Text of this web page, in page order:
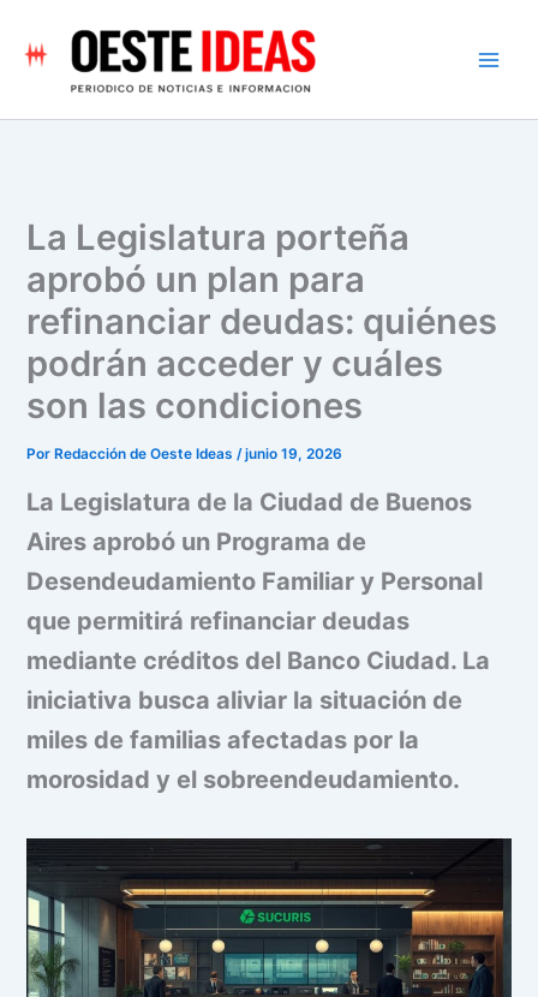
contenido
La Legislatura porteña
aprobó un plan para
refinanciar deudas: quiénes
podrán acceder y cuáles
son las condiciones
Por Redacción de Oeste Ideas/junio 19, 2026
La Legislatura de la Ciudad de Buenos
Aires aprobó un Programa de
Desendeudamiento Familiar y Personal
que permitirá refinanciar deudas
mediante créditos del Banco Ciudad. La
iniciativa busca aliviar la situación de
miles de familias afectadas por la
morosidad y el sobreendeudamiento.